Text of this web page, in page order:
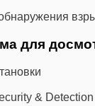
для
&